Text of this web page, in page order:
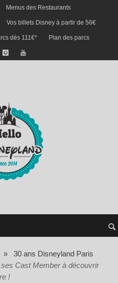
Menus des Restaurants
Vos billets Disney à partir de 56€
dès 111€* Plan des parcs
»
30 ans Disneyland Paris
Cast Member à découvrir
!